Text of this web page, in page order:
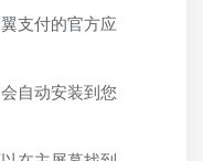
支付的官方应
自动安装到您